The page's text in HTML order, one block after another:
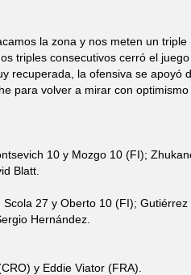
la zona y nos meten un
triples consecutivos cerró el
recuperada, la ofensiva se apoyó
para volver a mirar con
10 y Mozgo 10 (FI);
Blatt.
27 y Oberto 10 (FI); Gutiérrez
Hernández.
y Eddie Viator (FRA).